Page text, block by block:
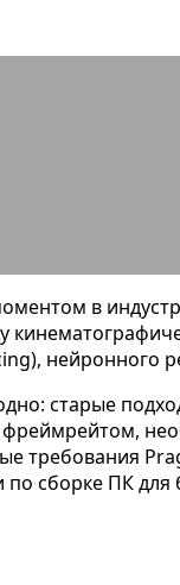
в
нейронного
старые
требования
сборке ПК